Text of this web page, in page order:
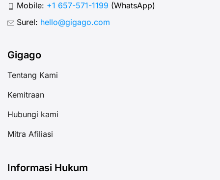
Mobile: +1 657-571-1199 (WhatsApp)
Surel: hello@gigago.com
Gigago
Tentang Kami
Kemitraan
Hubungi kami
Mitra Afiliasi
Informasi Hukum